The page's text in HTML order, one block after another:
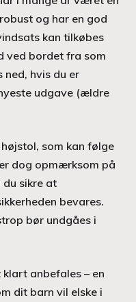
og har en god
kan tilkøbes
ved bordet fra som
hvis du er
udgave (ældre
som kan følge
dog opmærksom på
du sikre at
bevares.
bør undgåes i
anbefales – en
dit barn vil elske i